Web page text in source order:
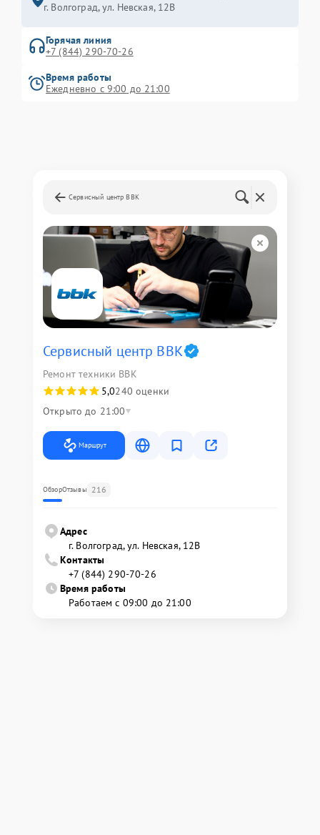
г. Волгоград, ул. Невская, 12В
Горячая линия
+7 (844) 290-70-26
Время работы
Ежедневно с 9:00 до 21:00
Сервисный центр BBK
Сервисный центр BBK
Ремонт техники BBK
5,0240 оценки
Открыто до 21:00
Маршрут
ОбзорОтзывы 216
Адрес
г. Волгоград, ул. Невская, 12В
Контакты
+7 (844) 290-70-26
Время работы
Работаем с 09:00 до 21:00